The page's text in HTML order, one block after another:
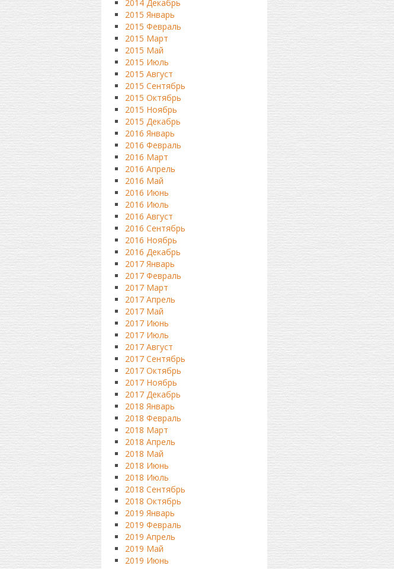
2014 Декабрь
2015 Январь
2015 Февраль
2015 Март
2015 Май
2015 Июль
2015 Август
2015 Сентябрь
2015 Октябрь
2015 Ноябрь
2015 Декабрь
2016 Январь
2016 Февраль
2016 Март
2016 Апрель
2016 Май
2016 Июнь
2016 Июль
2016 Август
2016 Сентябрь
2016 Ноябрь
2016 Декабрь
2017 Январь
2017 Февраль
2017 Март
2017 Апрель
2017 Май
2017 Июнь
2017 Июль
2017 Август
2017 Сентябрь
2017 Октябрь
2017 Ноябрь
2017 Декабрь
2018 Январь
2018 Февраль
2018 Март
2018 Апрель
2018 Май
2018 Июнь
2018 Июль
2018 Сентябрь
2018 Октябрь
2019 Январь
2019 Февраль
2019 Апрель
2019 Май
2019 Июнь